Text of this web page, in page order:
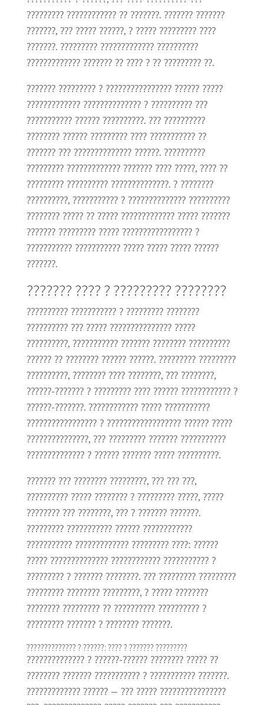
????????? ???????????? ?? ???????. ??????? ???????
???????, ??? ????? ??????, ? ????? ????????? ????
???????. ????????? ????????????? ??????????
????????????? ??????? ?? ???? ? ?? ????????? ??.
??????? ????????? ? ???????????????? ?????? ?????
????????????? ?????????????? ? ?????????? ???
??????????? ?????? ??????????. ??? ??????????
???????? ?????? ????????? ???? ??????????? ??
??????? ??? ?????????????? ??????. ??????????
????????? ????????????? ??????? ???? ?????, ???? ??
????????? ?????????? ??????????????. ? ????????
??????????, ??????????? ? ?????????????? ??????????
???????? ????? ?? ????? ????????????? ????? ???????
??????? ????????? ????? ????????????????? ?
??????????? ??????????? ????? ????? ????? ??????
???????.
??????? ???? ? ????????? ????????
?????????? ??????????? ? ????????? ????????
?????????? ??? ????? ??????????????? ?????
??????????, ??????????? ??????? ???????? ??????????
?????? ?? ???????? ?????? ??????. ????????? ?????????
??????????, ???????? ???? ????????, ??? ????????,
??????-??????? ? ????????? ???? ?????? ???????????? ?
??????-???????. ???????????? ????? ???????????
????????????????? ? ?????????????????? ?????? ?????
???????????????, ??? ????????? ??????? ???????????
?????????????? ? ?????? ??????? ????? ??????????.
??????? ??? ???????? ?????????, ??? ??? ???,
?????????? ????? ???????? ? ????????? ?????, ?????
???????? ??? ????????, ??? ? ??????? ???????.
????????? ??????????? ?????? ????????????
??????????? ????????????? ????????? ????: ??????
????? ?????????????? ???????????? ??????????? ?
????????? ? ??????? ????????. ??? ????????? ?????????
????????? ???????? ?????????, ? ????? ????????
???????? ????????? ?? ?????????? ?????????? ?
????????? ??????? ? ???????? ???????.
?????????????? ? ??????: ???? ? ??????? ?????????
?????????????? ? ??????-?????? ???????? ????? ??
???????? ??????? ??????????? ? ??????????? ???????.
????????????? ?????? — ??? ????? ????????????????